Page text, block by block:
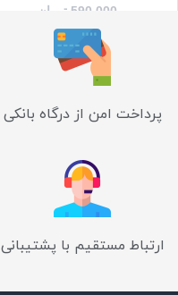
590,000 تومان
پرداخت امن از درگاه بانکی
ارتباط مستقیم با پشتیبانی